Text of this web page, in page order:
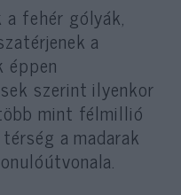
fehér gólyák,
a
éppen
szerint ilyenkor
mint félmillió
a madarak